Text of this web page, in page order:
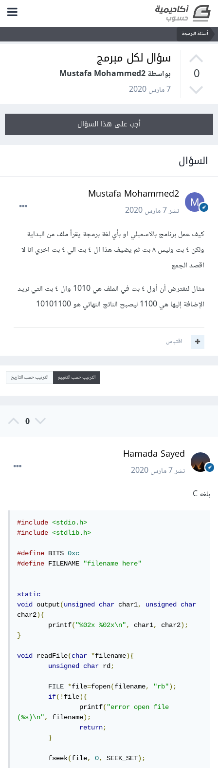
أسئلة البرمجة
0
سؤال لكل مبرمج
بواسطة Mustafa Mohammed2
7 مارس 2020
أجب على هذا السؤال
السؤال
Mustafa Mohammed2
نشر7 مارس 2020
كيف عمل برنامج بالاسمبلي او بأي لغة برمجة يقرأ ملف من البداية
ولكن ٤ بت وليس ٨ بت ثم يضيف هذا ال ٤ بت الي ٤ بت اخري انا لا
اقصد الجمع
مثال لنفترض أن أول ٤ بت في الملف هي 1010 وال ٤ بت التي نريد
الإضافة إليها هي 1100 ليصبح الناتج النهائي هو 10101100
اقتباس
الترتيب حسب التقييم الترتيب حسب التاريخ
0
Hamada Sayed
نشر7 مارس 2020
بلغه C
#include
<stdio.h>
#include
<stdlib.h>
#define BITS 0xc
#define FILENAME "filename here"
static
void output(unsigned char char1, unsigned
char
char2){
	printf
("%02x %02x\n", char1, char2);
}
void readFile(char *filename){
unsigned
char rd;
FILE *file=fopen(filename, "rb");
if(!file){
		printf
("error open file
(%s)\n", filename);
return;
}
	fseek
(file, 0, SEEK_SET);